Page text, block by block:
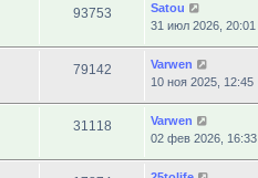
93753
Satou
31 июл 2026, 20:01
79142
Varwen
10 ноя 2025, 12:45
31118
Varwen
02 фев 2026, 16:33